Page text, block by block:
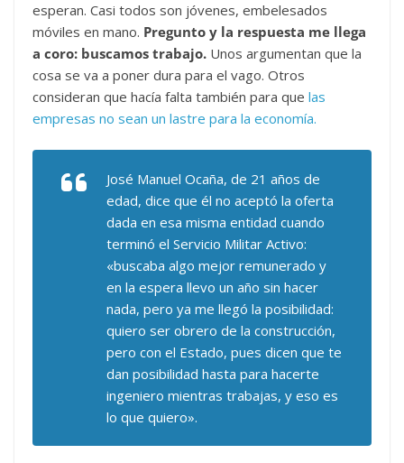
esperan. Casi todos son jóvenes, embelesados
móviles en mano. Pregunto y la respuesta me llega
a coro: buscamos trabajo. Unos argumentan que la
cosa se va a poner dura para el vago. Otros
consideran que hacía falta también para que las
empresas no sean un lastre para la economía.
José Manuel Ocaña, de 21 años de
edad, dice que él no aceptó la oferta
dada en esa misma entidad cuando
terminó el Servicio Militar Activo:
«buscaba algo mejor remunerado y
en la espera llevo un año sin hacer
nada, pero ya me llegó la posibilidad:
quiero ser obrero de la construcción,
pero con el Estado, pues dicen que te
dan posibilidad hasta para hacerte
ingeniero mientras trabajas, y eso es
lo que quiero».